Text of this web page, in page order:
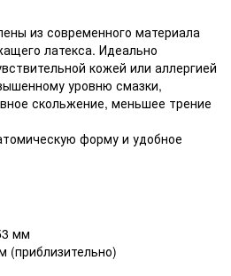
из современного материала
латекса. Идеально
кожей или аллергией
уровню смазки,
скольжение, меньшее трение
форму и удобное
мм
(приблизительно)